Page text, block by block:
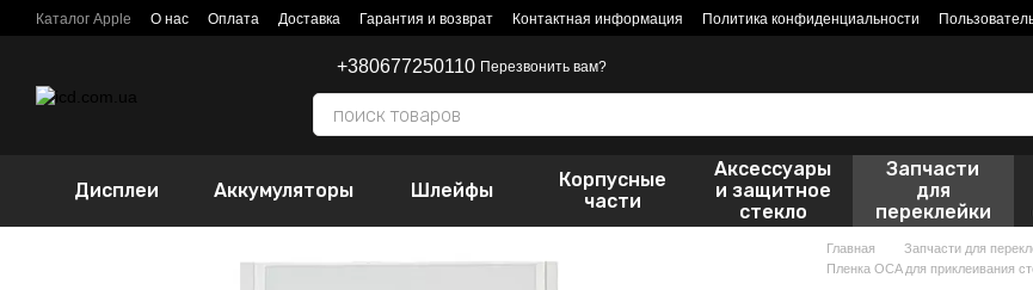
Перейти к основному контенту
Каталог Apple О нас Оплата Доставка Гарантия и возврат Контактная информация Политика конфиденциальности
+380677250110 Перезвонить вам?
Дисплеи Аккумуляторы Шлейфы
Корпусные
части
Аксессуары
и защитное
стекло
Запчасти
для
переклейки
Главная Запчасти для
Пленка OCA для приклеивания